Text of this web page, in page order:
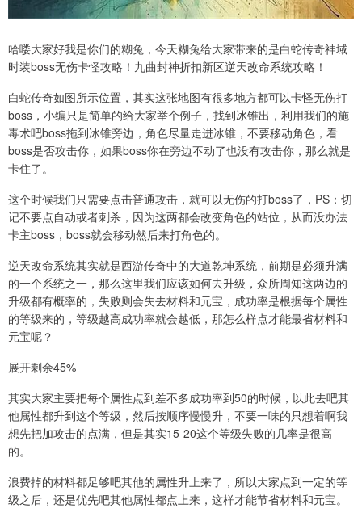
哈喽大家好我是你们的糊兔，今天糊兔给大家带来的是白蛇传奇神域
时装boss无伤卡怪攻略！九曲封神折扣新区逆天改命系统攻略！
白蛇传奇如图所示位置，其实这张地图有很多地方都可以卡怪无伤打
boss，小编只是简单的给大家举个例子，找到冰锥出，利用我们的施
毒术吧boss拖到冰锥旁边，角色尽量走进冰锥，不要移动角色，看
boss是否攻击你，如果boss你在旁边不动了也没有攻击你，那么就是
卡住了。
这个时候我们只需要点击普通攻击，就可以无伤的打boss了，PS：切
记不要点自动或者刺杀，因为这两都会改变角色的站位，从而没办法
卡主boss，boss就会移动然后来打角色的。
逆天改命系统其实就是西游传奇中的大道乾坤系统，前期是必须升满
的一个系统之一，那么这里我们应该如何去升级，众所周知这两边的
升级都有概率的，失败则会失去材料和元宝，成功率是根据每个属性
的等级来的，等级越高成功率就会越低，那怎么样点才能最省材料和
元宝呢？
展开剩余45%
其实大家主要把每个属性点到差不多成功率到50的时候，以此去吧其
他属性都升到这个等级，然后按顺序慢慢升，不要一味的只想着啊我
想先把加攻击的点满，但是其实15-20这个等级失败的几率是很高
的。
浪费掉的材料都足够吧其他的属性升上来了，所以大家点到一定的等
级之后，还是优先吧其他属性都点上来，这样才能节省材料和元宝。